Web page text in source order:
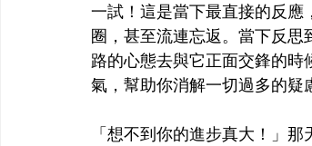
一試！這是當下最直接的反應
圈，甚至流連忘返。當下反
路的心態去與它正面交鋒的
氣，幫助你消解一切過多的疑
「想不到你的進步真大！」